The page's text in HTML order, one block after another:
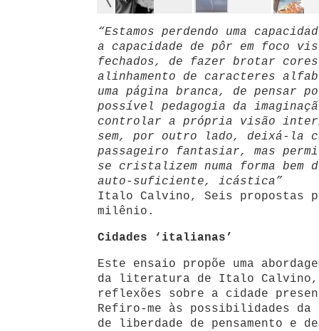
“Estamos perdendo uma
a capacidade de pôr em foco
fechados, de fazer brotar cores
alinhamento de caracteres
uma página branca, de pensar
possível pedagogia da
controlar a própria visão
sem, por outro lado, deixá-la
passageiro fantasiar, mas
se cristalizem numa forma bem
auto-suficiente, icástica”
Italo Calvino, Seis propostas
milênio.
Cidades ‘italianas’
Este ensaio propõe uma
da literatura de Italo
reflexões sobre a cidade
Refiro-me às possibilidades
de liberdade de pensamento e